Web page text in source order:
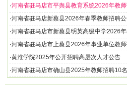
·河南省驻马店市平舆县教育系统2026年教
135名公告
·河南省驻马店新蔡县2026年春季教师招聘
·河南省驻马店市新蔡县明英高级中学2026
聘简章
·河南省驻马店市上蔡县2026年事业单位教
施方案
·黄淮学院2025年公开招聘高层次人才公告
·河南省驻马店市确山县2025年教师招聘10